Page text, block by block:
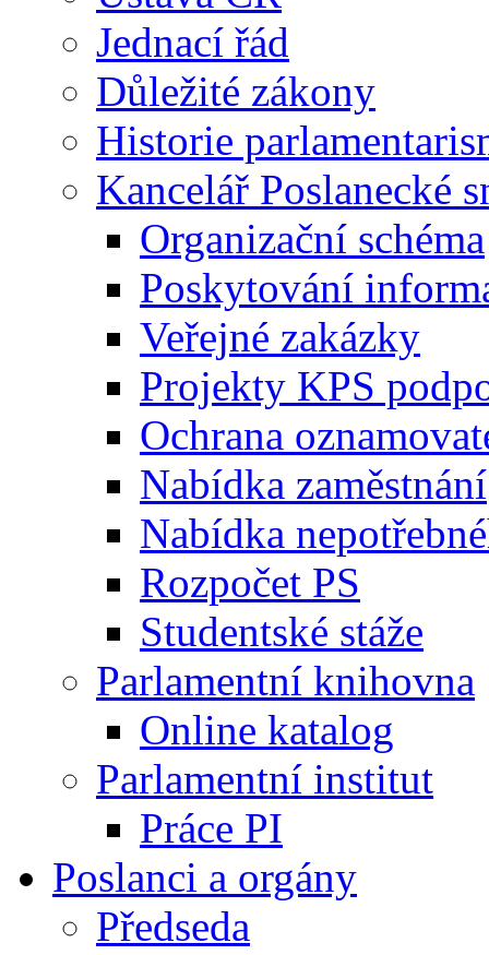
Jednací řád
Důležité zákony
Historie
Kancelář Poslanecké
Organizační schéma
Poskytování
Veřejné zakázky
Projekty KPS
Ochrana
Nabídka zaměstnání
Nabídka
Rozpočet PS
Studentské stáže
Parlamentní knihovna
Online katalog
Parlamentní institut
Práce PI
Poslanci a orgány
Předseda